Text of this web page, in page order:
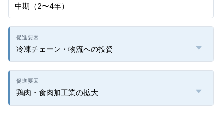
中期（2〜4年）
冷凍チェーン・物流への投資
鶏肉・食肉加工業の拡大